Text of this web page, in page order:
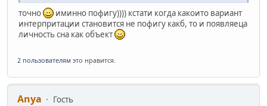
точно
иминно пофигу)))) кстати когда какоито вариант
интерпритации становится не пофигу какб, то и появляеца
личность сна как объект
2 пользователям это нравится.
Anya
Гость